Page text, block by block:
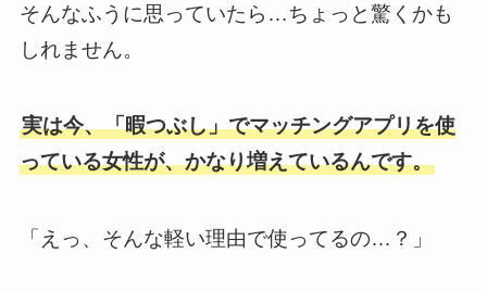
そんなふうに思っていたら…ちょっと驚くかも
しれません。
実は今、「暇つぶし」でマッチングアプリを使
っている女性が、かなり増えているんです。
「えっ、そんな軽い理由で使ってるの…？」